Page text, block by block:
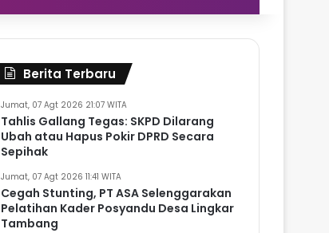
Berita Terbaru
Jumat, 07 Agt 2026 21:07 WITA
Tahlis Gallang Tegas: SKPD Dilarang
Ubah atau Hapus Pokir DPRD Secara
Sepihak
Jumat, 07 Agt 2026 11:41 WITA
Cegah Stunting, PT ASA Selenggarakan
Pelatihan Kader Posyandu Desa Lingkar
Tambang